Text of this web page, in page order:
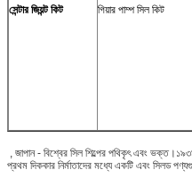
সেন্টার জিয়ন্ট কিট গিয়ার পাম্প সিল কিট
, জাপান - বিশ্বের সিল শিল্পের পথিকৃৎ এবং
প্রথম দিককার নির্মাতাদের মধ্যে একটি এবং সিলড